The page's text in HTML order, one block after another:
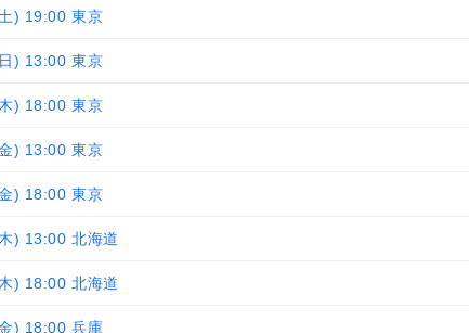
) 19:00 東京
) 13:00 東京
) 18:00 東京
) 13:00 東京
) 18:00 東京
) 13:00 北海道
) 18:00 北海道
) 18:00 兵庫